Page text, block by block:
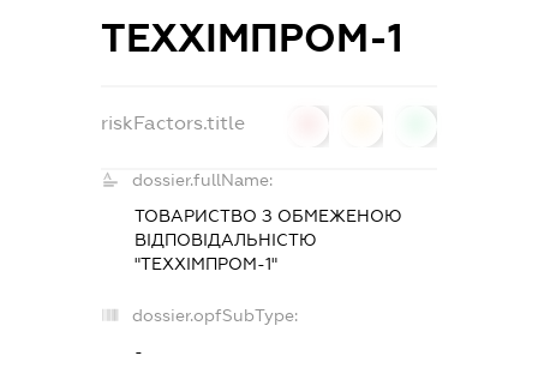
ТЕХХІМПРОМ-1
riskFactors.title
dossier.fullName:
ТОВАРИСТВО З ОБМЕЖЕНОЮ
ВІДПОВІДАЛЬНІСТЮ
"ТЕХХІМПРОМ-1"
dossier.opfSubType:
-